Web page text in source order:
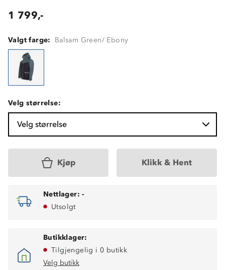
1 799,-
Valgt farge: Balsam Green/ Ebony
Velg størrelse:
Velg størrelse
Kjøp Klikk & Hent
Nettlager: -
Utsolgt
Butikklager:
Tilgjengelig i 0 butikk
Velg butikk